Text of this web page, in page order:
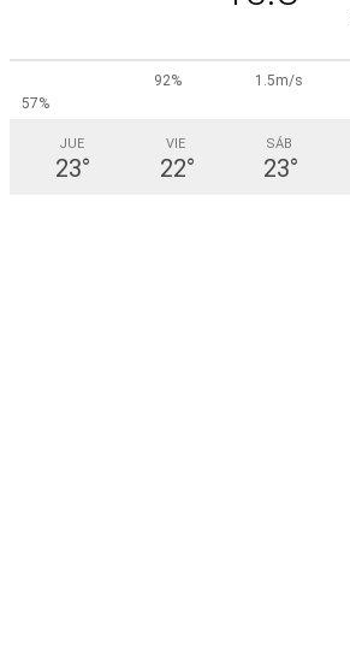
92%
1.5m/s
57%
JUE
23°
VIE
22°
SÁB
23°